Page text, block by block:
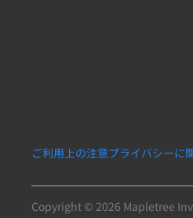
ご利用上の注意プライバシーに
Copyright © 2026 Mapletree